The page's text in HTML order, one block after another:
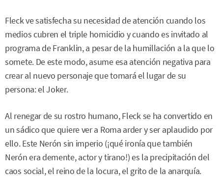
Fleck ve satisfecha su necesidad de atención cuando los
medios cubren el triple homicidio y cuando es invitado al
programa de Franklin, a pesar de la humillación a la que lo
somete. De este modo, asume esa atención negativa para
crear al nuevo personaje que tomará el lugar de su
persona: el Joker.
Al renegar de su rostro humano, Fleck se ha convertido en
un sádico que quiere ver a Roma arder y ser aplaudido por
ello. Este Nerón sin imperio (¡qué ironía que también
Nerón era demente, actor y tirano!) es la precipitación del
caos social, el reino de la locura, el grito de la anarquía.